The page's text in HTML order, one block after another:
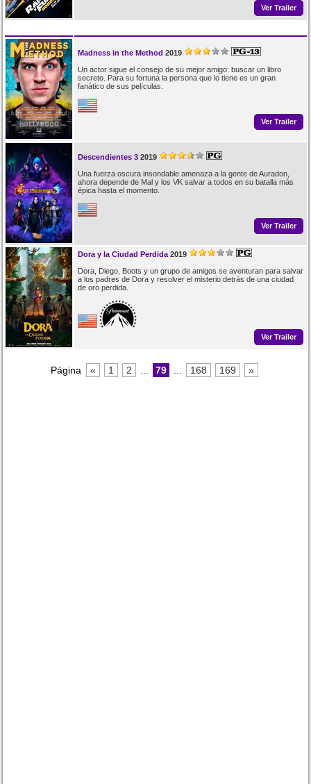
Ver Trailer
Madness in the Method 2019
Un actor sigue el consejo de su mejor amigo: buscar un libro
secreto. Para su fortuna la persona que lo tiene es un gran
fanático de sus películas.
Ver Trailer
Descendientes 3 2019
Una fuerza oscura insondable amenaza a la gente de Auradon,
ahora depende de Mal y los VK salvar a todos en su batalla más
épica hasta el momento.
Ver Trailer
Dora y la Ciudad Perdida 2019
Dora, Diego, Boots y un grupo de amigos se aventuran para salvar
a los padres de Dora y resolver el misterio detrás de una ciudad
de oro perdida.
Ver Trailer
Página « 1 2 79 168 169 »